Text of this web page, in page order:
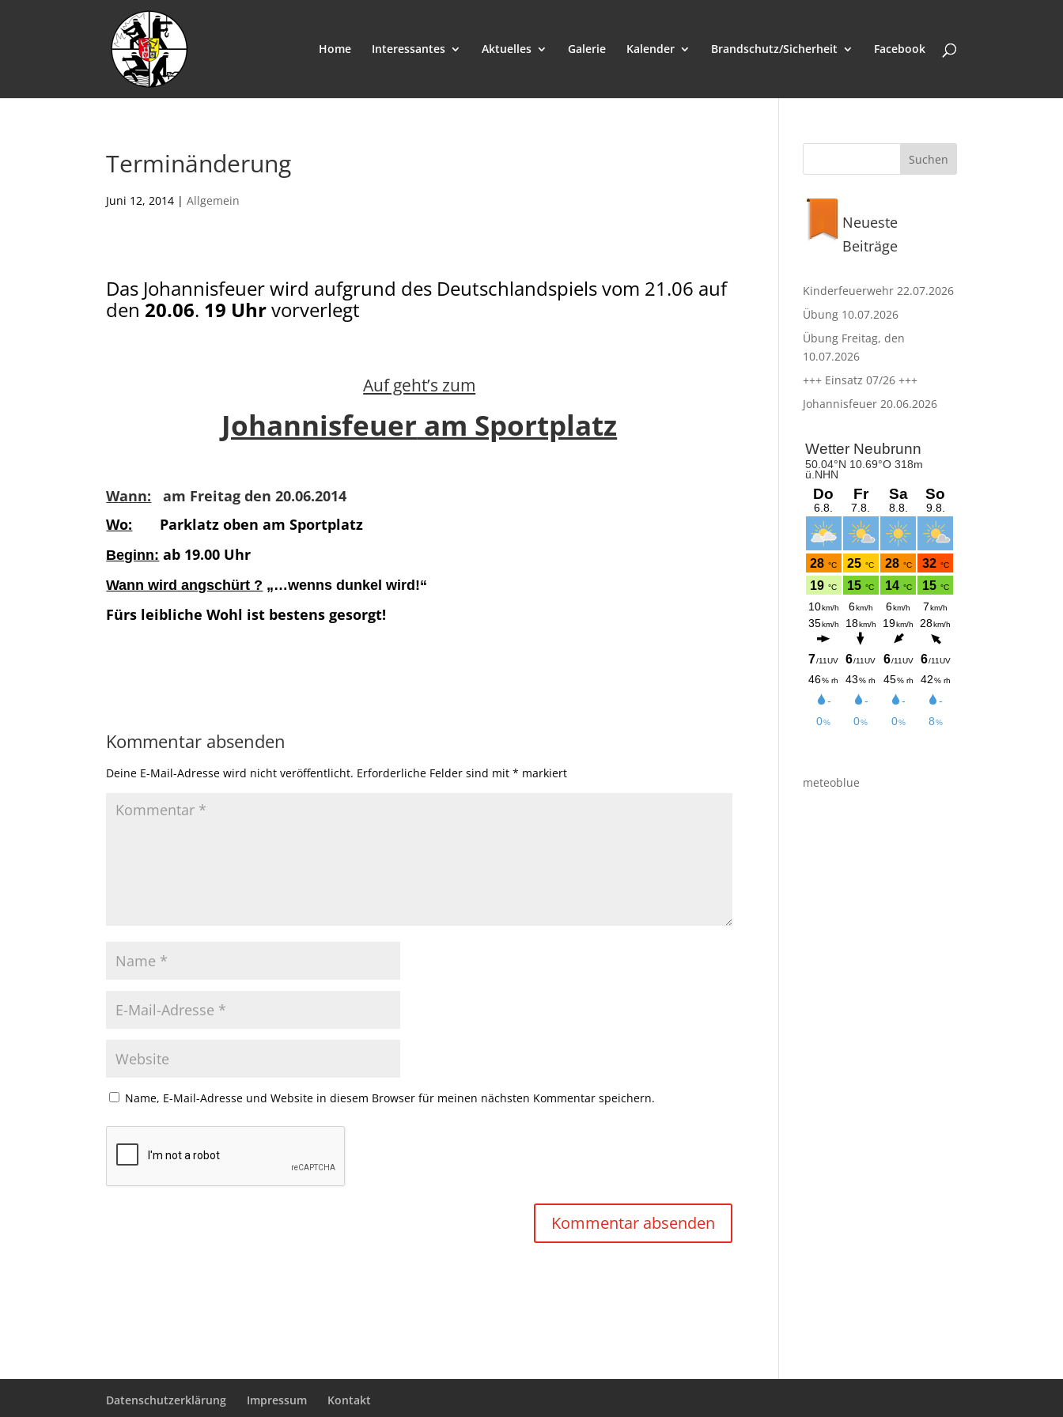
Home Interessantes Aktuelles Galerie Kalender Brandschutz/Sicherheit Facebook
Terminänderung
Juni 12, 2014 |Allgemein
Das Johannisfeuer wird aufgrund des Deutschlandspiels vom 21.06 auf
den 20.06. 19 Uhrvorverlegt
Auf geht’s zum
Johannisfeuer am Sportplatz
Wann: am Freitag den 20.06.2014
Wo: Parklatz oben am Sportplatz
Beginn: ab 19.00 Uhr
Wann wird angschürt ? „…wenns dunkel wird!“
Fürs leibliche Wohl ist bestens gesorgt!
Kommentar absenden
Deine E-Mail-Adresse wird nicht veröffentlicht. Erforderliche Felder sind mit* markiert
Name, E-Mail-Adresse und Website in diesem Browser für meinen nächsten Kommentar speichern.
Neueste
Beiträge
Kinderfeuerwehr 22.07.2026
Übung 10.07.2026
Übung Freitag, den
10.07.2026
+++ Einsatz 07/26 +++
Johannisfeuer 20.06.2026
meteoblue
Datenschutzerklärung Impressum Kontakt